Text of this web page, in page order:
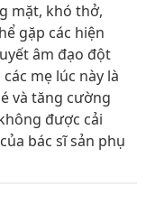
mặt, khó thở,
gặp các hiện
âm đạo đột
mẹ lúc này là
và tăng cường
được cải
bác sĩ sản phụ